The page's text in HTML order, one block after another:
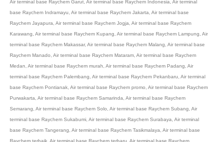
Air terminal base Raychem Garut Air terminal base Raychem Indonesia Air terminal
base Raychem Indramayu Air terminal base Raychem Jakarta Air terminal base
Raychem Jayapura Air terminal base Raychem Jogja Air terminal base Raychem
Karawang Air terminal base Raychem Kupang Air terminal base Raychem Lampung Air
terminal base Raychem Makassar, Air terminal base Raychem Malang Air terminal base
Raychem Manado Air terminal base Raychem Mataram Air terminal base Raychem
Medan Air terminal base Raychem murah Air terminal base Raychem Padang Air
terminal base Raychem Palembang Air terminal base Raychem Pekanbaru Air terminal
base Raychem Pontianak Air terminal base Raychem promo Air terminal base Raychem
Purwakarta Air terminal base Raychem Samarinda Air terminal base Raychem
Semarang Air terminal base Raychem Solo Air terminal base Raychem Subang Air
terminal base Raychem Sukabumi Air terminal base Raychem Surabaya Air terminal
base Raychem Tangerang Air terminal base Raychem Tasikmalaya Air terminal base
Raychem terbaik Air terminal base Raychem terbaru Air terminal base Raychem